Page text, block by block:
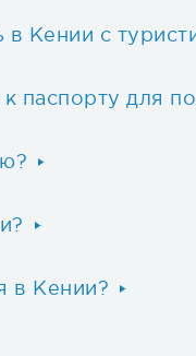
Кении с
паспорту для
в Кении?